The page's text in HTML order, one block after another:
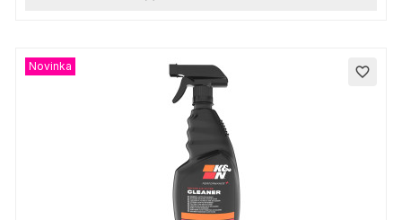
favorite_border
Novinka